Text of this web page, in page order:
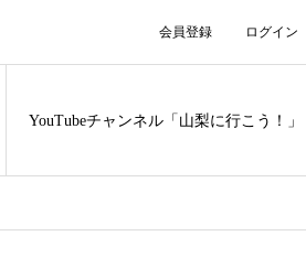
会員登録 ログイン
YouTubeチャンネル「山梨に行こう！」